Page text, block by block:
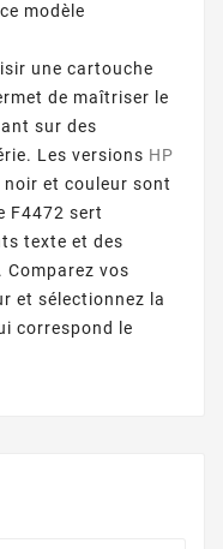
modèle
une cartouche
de maîtriser le
sur des
Les versions HP
et couleur sont
F4472 sert
texte et des
vos
et sélectionnez la
correspond le